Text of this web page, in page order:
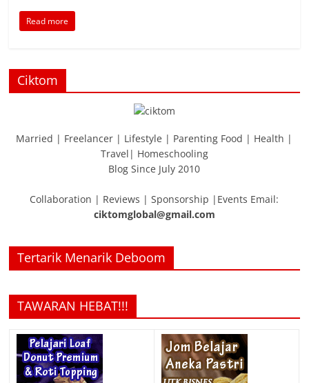
Read more
Ciktom
Married | Freelancer | Lifestyle | Parenting Food | Health |
Travel| Homeschooling
Blog Since July 2010
Collaboration | Reviews | Sponsorship |Events Email:
ciktomglobal@gmail.com
Tertarik Menarik Deboom
TAWARAN HEBAT!!!